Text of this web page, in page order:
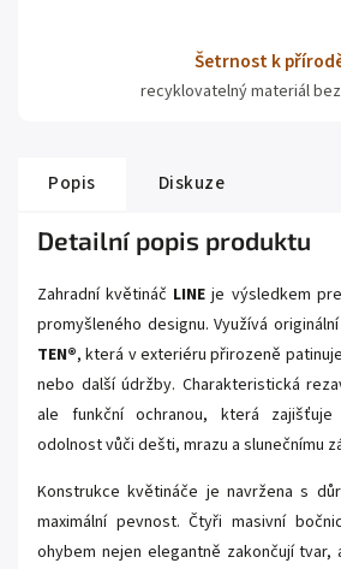
Šetrnost k
recyklovatelný materiál
Popis Diskuze
Detailní popis produktu
Zahradní květináč LINE je výsledkem
promyšleného designu. Využívá originální
TEN®, která v exteriéru přirozeně
nebo další údržby. Charakteristická
ale funkční ochranou, která
odolnost vůči dešti, mrazu a slunečnímu
Konstrukce květináče je navržena s
maximální pevnost. Čtyři masivní
ohybem nejen elegantně zakončují